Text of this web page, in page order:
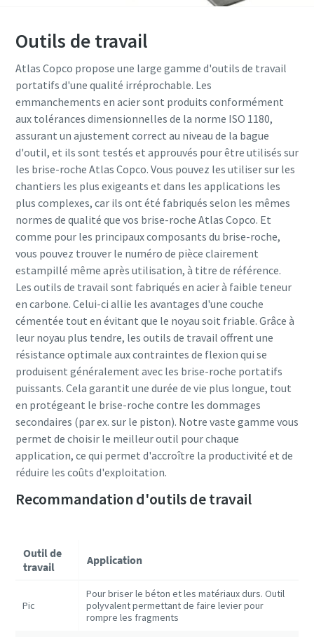
Détails des packs
Outils de travail
Atlas Copco propose une large gamme d'outils de travail
portatifs d'une qualité irréprochable. Les
emmanchements en acier sont produits conformément
aux tolérances dimensionnelles de la norme ISO 1180,
assurant un ajustement correct au niveau de la bague
d'outil, et ils sont testés et approuvés pour être utilisés sur
les brise-roche Atlas Copco. Vous pouvez les utiliser sur les
chantiers les plus exigeants et dans les applications les
plus complexes, car ils ont été fabriqués selon les mêmes
normes de qualité que vos brise-roche Atlas Copco. Et
comme pour les principaux composants du brise-roche,
vous pouvez trouver le numéro de pièce clairement
estampillé même après utilisation, à titre de référence.
Les outils de travail sont fabriqués en acier à faible teneur
en carbone. Celui-ci allie les avantages d'une couche
cémentée tout en évitant que le noyau soit friable. Grâce à
leur noyau plus tendre, les outils de travail offrent une
résistance optimale aux contraintes de flexion qui se
produisent généralement avec les brise-roche portatifs
puissants. Cela garantit une durée de vie plus longue, tout
en protégeant le brise-roche contre les dommages
secondaires (par ex. sur le piston). Notre vaste gamme vous
permet de choisir le meilleur outil pour chaque
application, ce qui permet d'accroître la productivité et de
réduire les coûts d'exploitation.
Recommandation d'outils de travail
Outil de
travail
Application
Pic
Pour briser le béton et les matériaux durs. Outil
polyvalent permettant de faire levier pour
rompre les fragments